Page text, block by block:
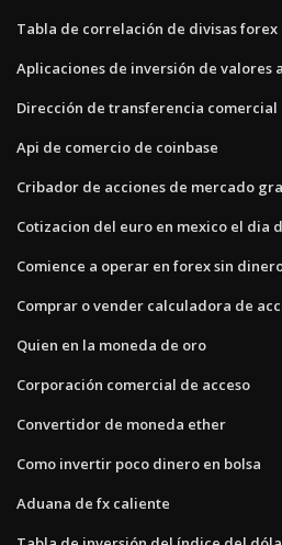
Tabla de correlación de divisas forex
Aplicaciones de inversión de valores
Dirección de transferencia comercial
Api de comercio de coinbase
Cribador de acciones de mercado
Cotizacion del euro en mexico el dia
Comience a operar en forex sin
Comprar o vender calculadora de
Quien en la moneda de oro
Corporación comercial de acceso
Convertidor de moneda ether
Como invertir poco dinero en bolsa
Aduana de fx caliente